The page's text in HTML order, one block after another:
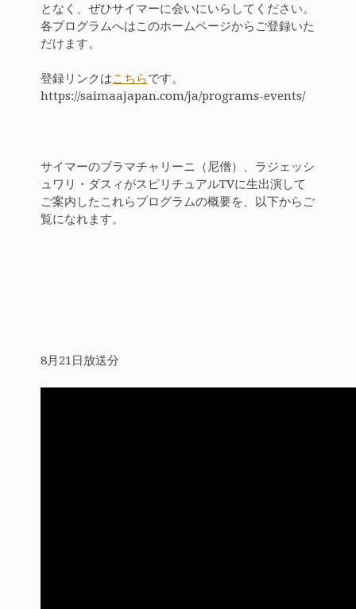
となく、ぜひサイマーに会いにいらしてください。
各プログラムへはこのホームページからご登録いた
だけます。
登録リンクはこちらです。
https://saimaajapan.com/ja/programs-events/
サイマーのブラマチャリーニ（尼僧）、ラジェッシ
ュワリ・ダスィがスピリチュアルTVに生出演して
ご案内したこれらプログラムの概要を、以下からご
覧になれます。
8月21日放送分